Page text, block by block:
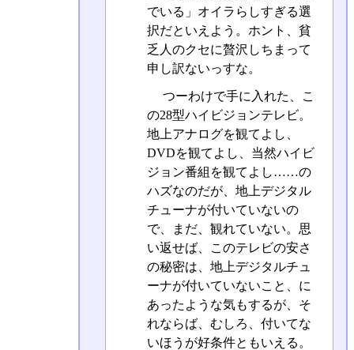
でいる」オイラらしすぎる選
択だといえよう。ホント、貧
乏人のクセに贅沢しちまって
申し訳ないっすな。
つーわけで手に入れた、こ
の28型ハイビジョンテレビ。
地上アナログを観てよし、
DVDを観てよし、当然ハイビ
ジョン番組を観てよし……の
ハズなのだが、地上デジタル
チューナが付いていないの
で、まだ、観れていない。思
い返せば、このテレビの安さ
の秘密は、地上デジタルチュ
ーナが付いていないこと、に
あったような気もするが、そ
れならば、むしろ、付いてな
いほうが好条件ともいえる。